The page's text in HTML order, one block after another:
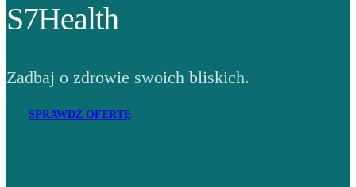
S7Health
Zadbaj o zdrowie swoich bliskich.
SPRAWDŹ OFERTĘ